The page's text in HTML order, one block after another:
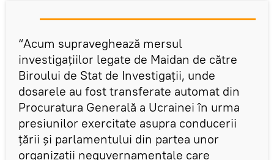
“Acum supraveghează mersul
investigațiilor legate de Maidan de către
Biroului de Stat de Investigații, unde
dosarele au fost transferate automat din
Procuratura Generală a Ucrainei în urma
presiunilor exercitate asupra conducerii
țării și parlamentului din partea unor
organizații neguvernamentale care